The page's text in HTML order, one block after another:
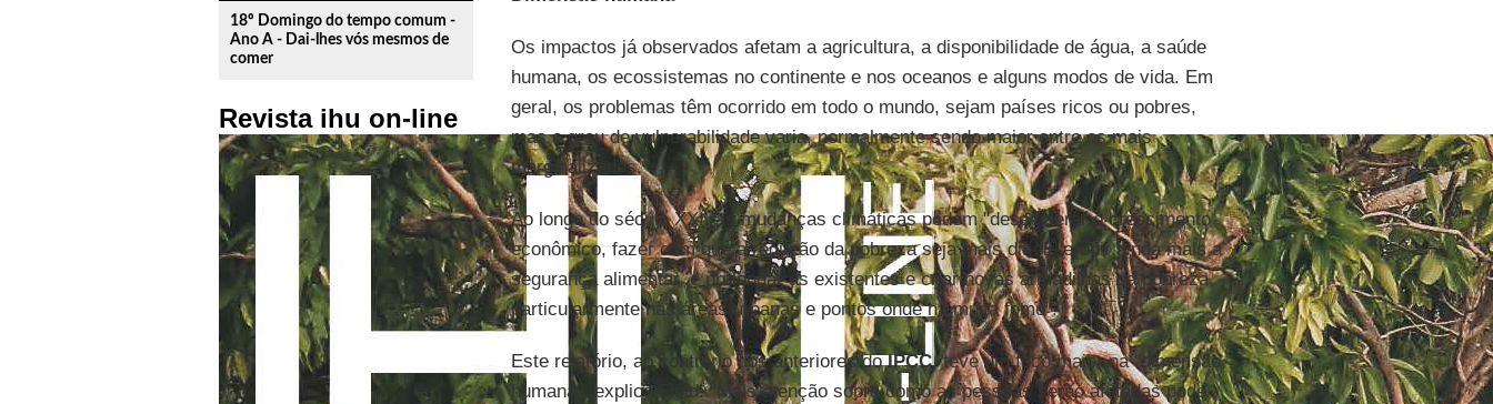
18º Domingo do tempo comum -
Ano A - Dai-lhes vós mesmos de
comer
Revista ihu on-line
Os impactos já observados afetam a agricultura, a disponibilidade de água, a saúde
humana, os ecossistemas no continente e nos oceanos e alguns modos de vida. Em
geral, os problemas têm ocorrido em todo o mundo, sejam países ricos ou pobres,
mas o grau de vulnerabilidade varia, normalmente sendo maior entre os mais
marginalizados.
Ao longo do século XXI, as mudanças climáticas podem "desacelerar o crescimento
econômico, fazer com que a redução da pobreza seja mais difícil, erodir ainda mais a
segurança alimentar, e prolongar as existentes e criar novas armadilhas da pobreza,
particularmente nas áreas urbanas e pontos onde há muita fome".
Este relatório, ao contrário dos anteriores doIPCC, teve um foco maior na "dimensão
humana", explica Field. "Mais atenção sobre como as pessoas serão afetadas pode